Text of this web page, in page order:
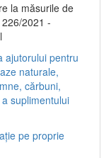
la măsurile de
2021 -
ajutorului pentru
naturale,
cărbuni,
suplimentului
pe proprie